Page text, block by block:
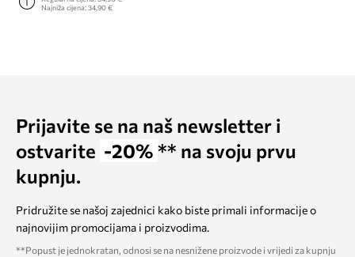
Najniža cijena:34,90 €
Prijavite se na naš newsletter i
ostvarite -20% ** na svoju prvu
kupnju.
Pridružite se našoj zajednici kako biste primali informacije o
najnovijim promocijama i proizvodima.
**Popust je jednokratan, odnosi se na nesnižene proizvode i vrijedi za kupnju